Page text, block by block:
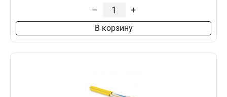
– +
В корзину